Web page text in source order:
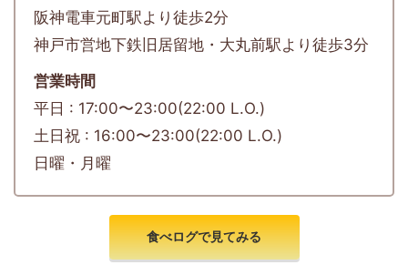
阪神電車元町駅より徒歩2分
神戸市営地下鉄旧居留地・大丸前駅より徒歩3分
営業時間
平日 : 17:00〜23:00(22:00 L.O.)
土日祝 : 16:00〜23:00(22:00 L.O.)
日曜・月曜
食べログで見てみる